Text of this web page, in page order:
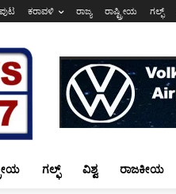
ಕರಾವಳಿ ರಾಜ್ಯ ರಾಷ್ಟ್ರೀಯ ಗಲ್ಫ್
ಗಲ್ಫ್ ವಿಶ್ವ ರಾಜಕೀಯ